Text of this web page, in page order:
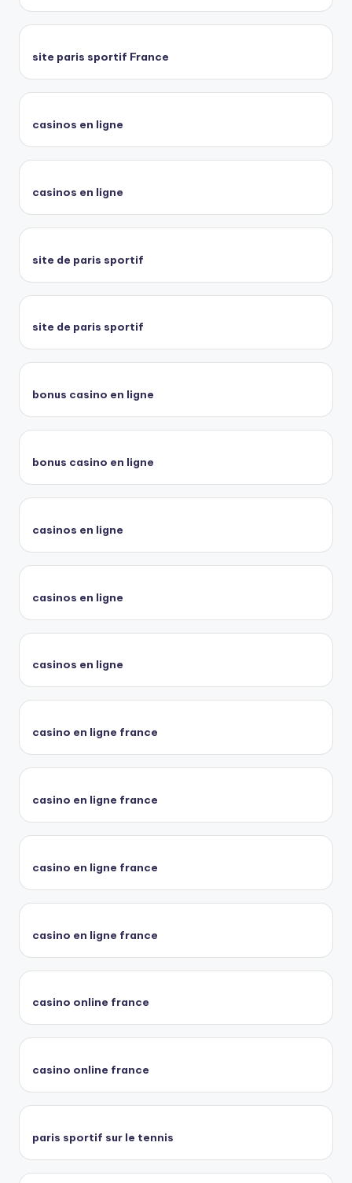
site paris sportif France
casinos en ligne
casinos en ligne
site de paris sportif
site de paris sportif
bonus casino en ligne
bonus casino en ligne
casinos en ligne
casinos en ligne
casinos en ligne
casino en ligne france
casino en ligne france
casino en ligne france
casino en ligne france
casino online france
casino online france
paris sportif sur le tennis